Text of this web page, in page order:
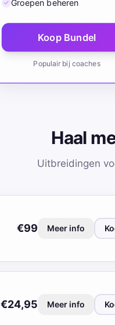
Groepen beheren
Koop Bundel
Populair bij coaches
Haal
Uitbreidingen
€99 Meer info
€24,95 Meer info